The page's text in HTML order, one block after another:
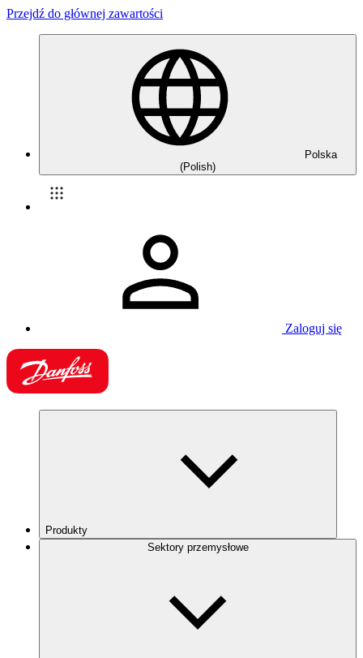
Przejdź do głównej zawartości
Polska
(Polish)
Zaloguj się
Produkty
Sektory przemysłowe